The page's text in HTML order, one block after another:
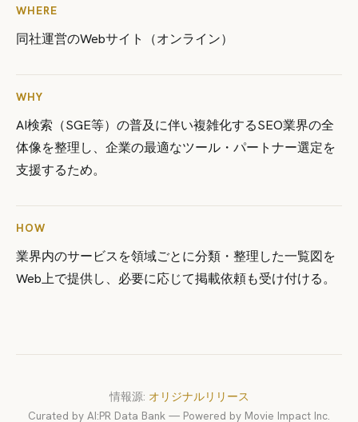
WHERE
同社運営のWebサイト（オンライン）
WHY
AI検索（SGE等）の普及に伴い複雑化するSEO業界の全
体像を整理し、企業の最適なツール・パートナー選定を
支援するため。
HOW
業界内のサービスを領域ごとに分類・整理した一覧図を
Web上で提供し、必要に応じて掲載依頼も受け付ける。
情報源: オリジナルリリース
Curated by AI:PR Data Bank — Powered by Movie Impact Inc.